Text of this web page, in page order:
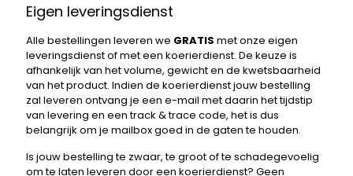
Eigen leveringsdienst
Alle bestellingen leveren we GRATIS met onze eigen
leveringsdienst of met een koerierdienst. De keuze is
afhankelijk van het volume, gewicht en de kwetsbaarheid
van het product. Indien de koerierdienst jouw bestelling
zal leveren ontvang je een e-mail met daarin het tijdstip
van levering en een track & trace code, het is dus
belangrijk om je mailbox goed in de gaten te houden.
Is jouw bestelling te zwaar, te groot of te schadegevoelig
om te laten leveren door een koerierdienst? Geen